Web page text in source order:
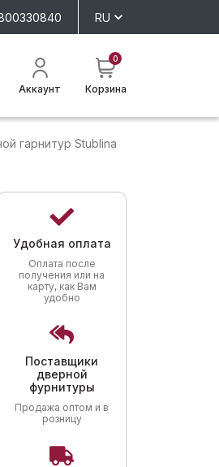
RU
Аккаунт
0
Корзина
гарнитур Stublina
Удобная оплата
Оплата после
получения или на
карту, как Вам
удобно
Поставщики
дверной
фурнитуры
Продажа оптом и в
розницу